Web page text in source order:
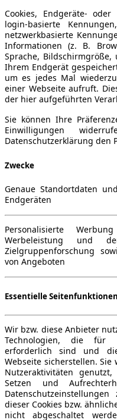
Cookies, Endgeräte-
login-basierte
netzwerkbasierte
Informationen (z. B.
Sprache,
Ihrem Endgerät
um es jedes Mal
einer Webseite aufruft.
der hier aufgeführten
Sie können Ihre
Einwilligungen
Datenschutzerklärung den
Zwecke
Genaue Standortdaten
Endgeräten
Personalisierte
Werbeleistung und
Zielgruppenforschung
von Angeboten
Essentielle Seitenfunktionen
Wir bzw. diese Anbieter
Technologien, die für
erforderlich sind und
Webseite sicherstellen. Sie
Nutzeraktivitäten
Setzen und
dieser Cookies bzw.
nicht abgeschaltet